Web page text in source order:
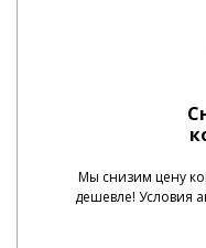
Мы снизим цену
дешевле! Условия